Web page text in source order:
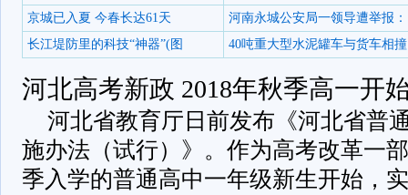
京城已入夏 今春长达61天
河南永城公安局一领导遭举报：
长江堤防里的科技“神器”(图
40吨重大型水泥罐车与货车相撞
河北高考新政 2018年秋季高一开
河北省教育厅日前发布《河北省普
施办法（试行）》。作为高考改革一
季入学的普通高中一年级新生开始，